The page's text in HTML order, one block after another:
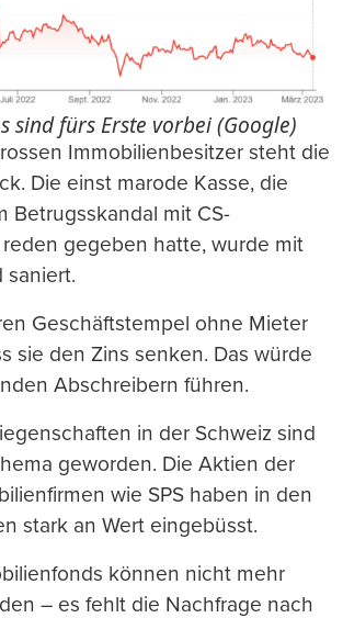
sind fürs Erste vorbei (Google)
Immobilienbesitzer steht die
Die einst marode Kasse, die
Betrugsskandal mit CS-
gegeben hatte, wurde mit
saniert.
Geschäftstempel ohne Mieter
sie den Zins senken. Das würde
Abschreibern führen.
in der Schweiz sind
geworden. Die Aktien der
wie SPS haben in den
stark an Wert eingebüsst.
können nicht mehr
– es fehlt die Nachfrage nach